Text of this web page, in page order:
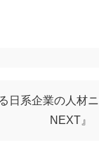
日系企業の人材
NEXT』